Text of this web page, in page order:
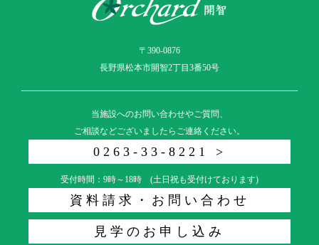
〒390-0876
長野県松本市開智2丁目3番50号
当施設へのお問い合わせやご質問、
ご相談などございましたらご連絡ください。
0263-33-8221 >
受付時間：9時～18時 (土日祝も受付けております)
資料請求・お問い合わせ
見学のお申し込み